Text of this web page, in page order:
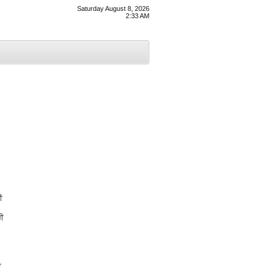
Saturday August 8, 2026
2:33 AM